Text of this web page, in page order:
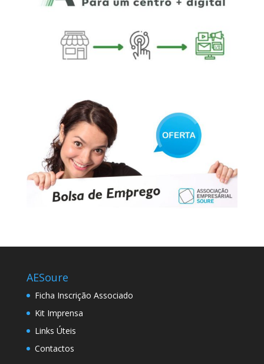
AESoure
Ficha Inscrição Associado
Kit Imprensa
Links Úteis
Contactos